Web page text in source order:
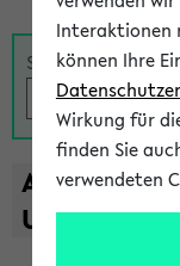
Suche
A B C D E F
U
V
Interaktionen
können Ihre
Wirkung für
finden Sie
verwendeten